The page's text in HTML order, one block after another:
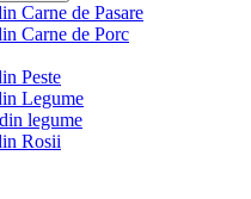
Carne de Pasare
Carne de Porc
Peste
Legume
legume
Rosii